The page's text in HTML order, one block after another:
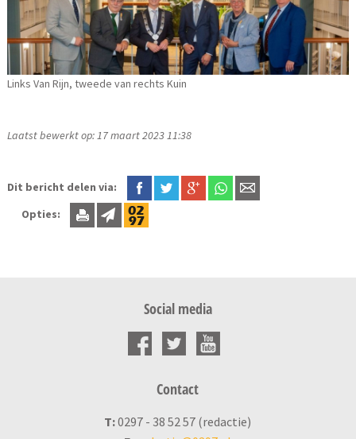
Links Van Rijn, tweede van rechts Kuin
Laatst bewerkt op: 17 maart 2023 11:38
Dit bericht delen via:
Opties:
Social media
Contact
T:0297 - 38 52 57 (redactie)